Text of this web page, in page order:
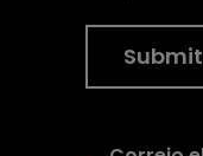
Submit